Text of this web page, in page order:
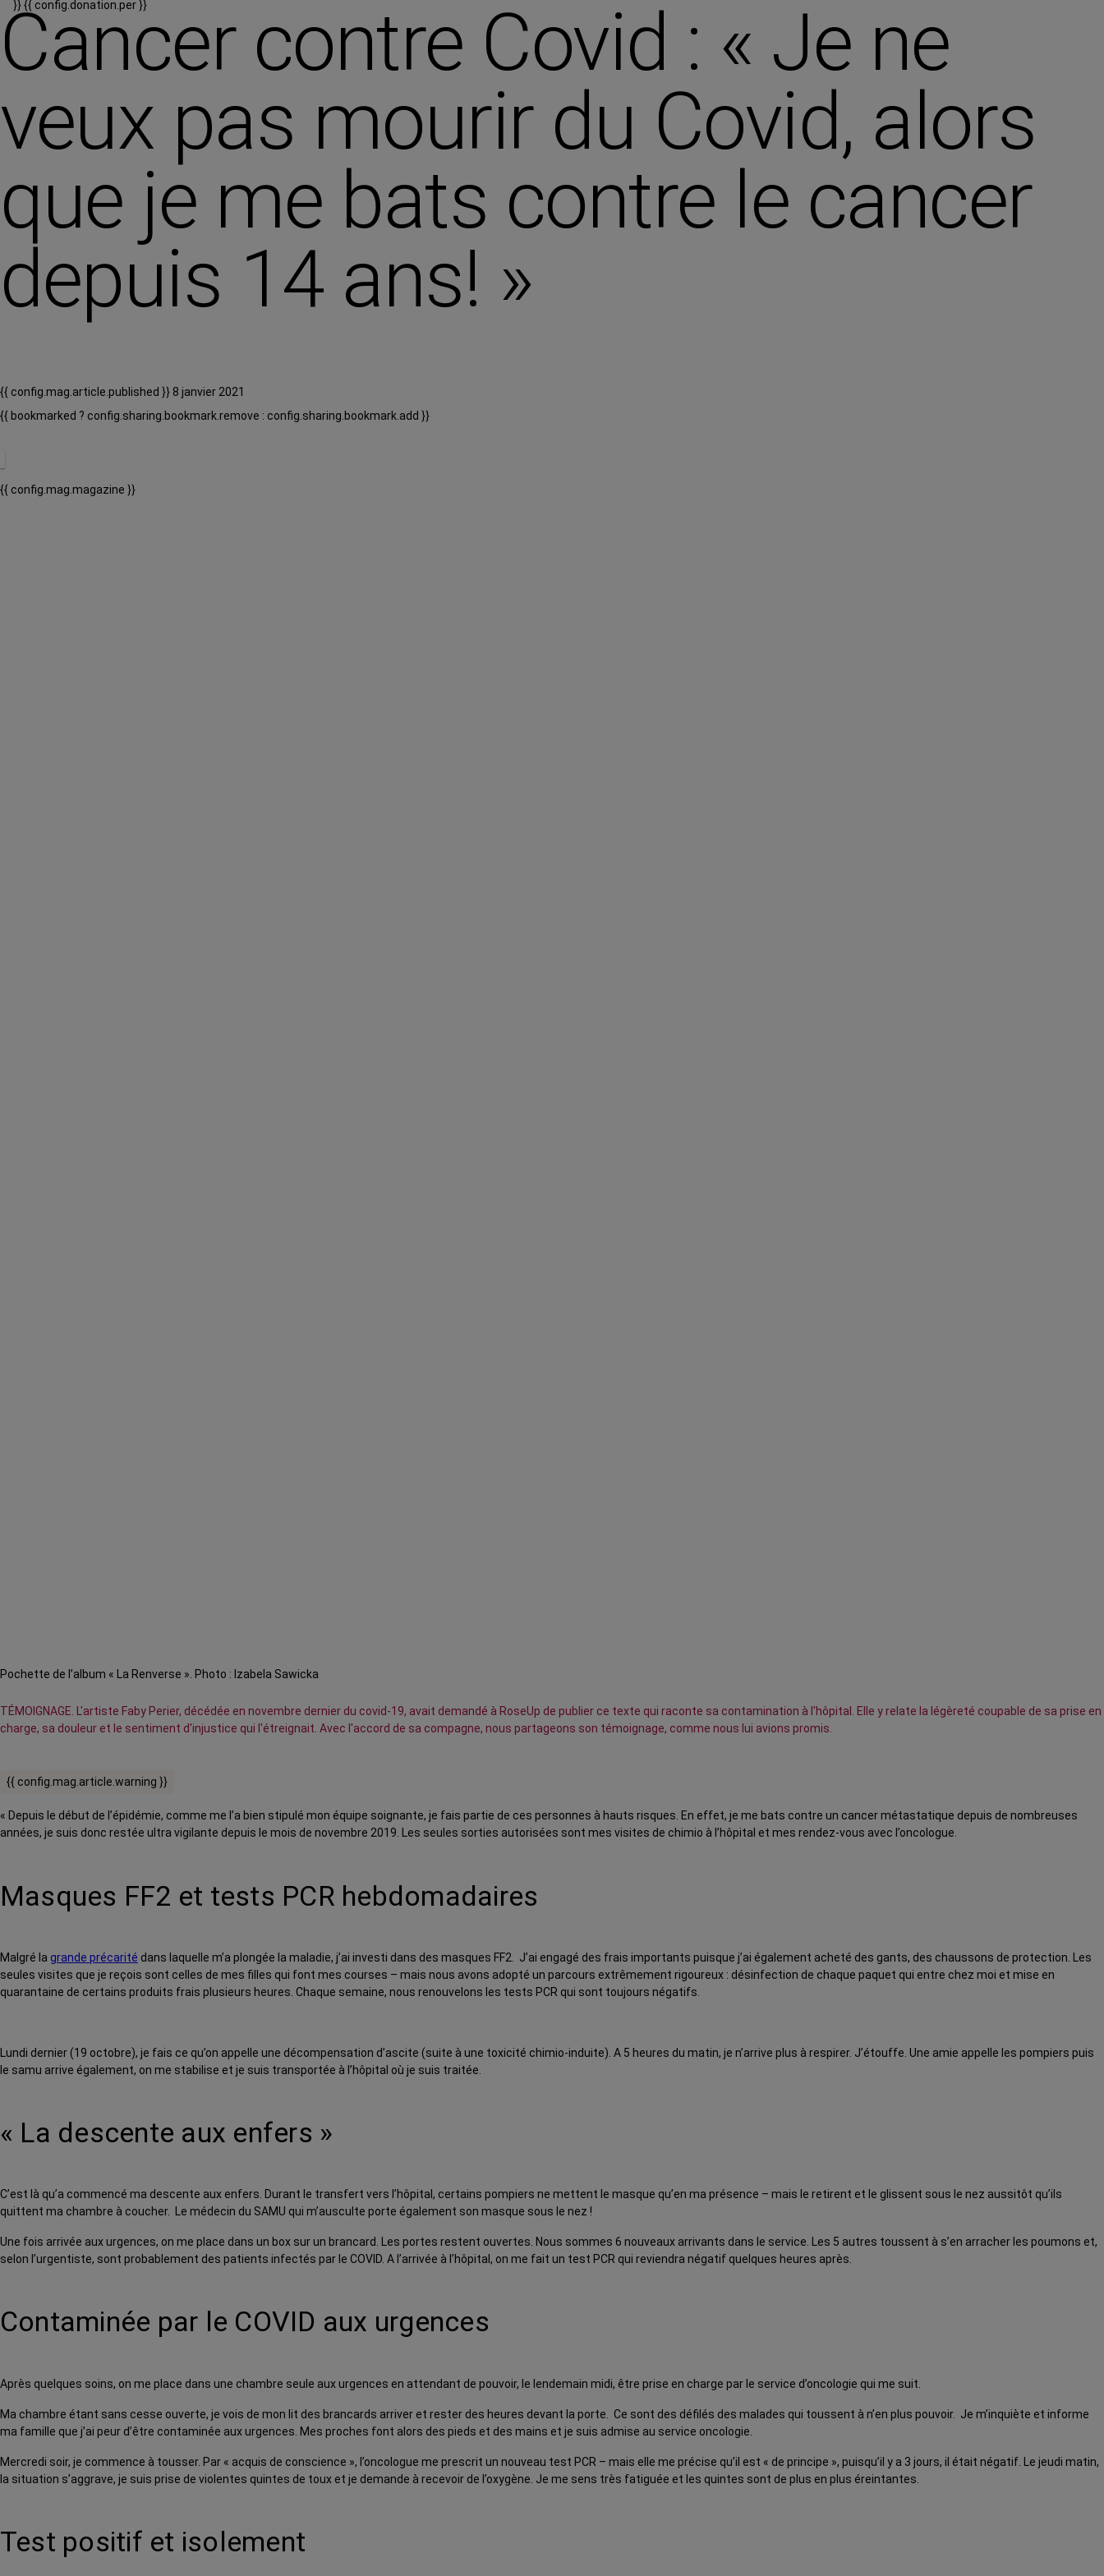
}}{{ config.donation.per }}
Cancer contre Covid : « Je ne
veux pas mourir du Covid, alors
que je me bats contre le cancer
depuis 14 ans! »
{{ config.mag.article.published }} 8 janvier 2021
{{ bookmarked ? config.sharing.bookmark.remove : config.sharing.bookmark.add }}
{{ config.mag.magazine }}
Pochette de l’album « La Renverse ». Photo : Izabela Sawicka
TÉMOIGNAGE. L'artiste Faby Perier, décédée en novembre dernier du covid-19, avait demandé à RoseUp de publier ce texte qui raconte sa contamination à l'hôpital. Elle y relate la légèreté coupable de sa prise en
charge, sa douleur et le sentiment d'injustice qui l'étreignait. Avec l'accord de sa compagne, nous partageons son témoignage, comme nous lui avions promis.
{{ config.mag.article.warning }}
« Depuis le début de l’épidémie, comme me l’a bien stipulé mon équipe soignante, je fais partie de ces personnes à hauts risques. En effet, je me bats contre un cancer métastatique depuis de nombreuses
années, je suis donc restée ultra vigilante depuis le mois de novembre 2019. Les seules sorties autorisées sont mes visites de chimio à l’hôpital et mes rendez-vous avec l’oncologue.
Masques FF2 et tests PCR hebdomadaires
Malgré la grande précarité dans laquelle m’a plongée la maladie, j’ai investi dans des masques FF2. J’ai engagé des frais importants puisque j’ai également acheté des gants, des chaussons de protection. Les
seules visites que je reçois sont celles de mes filles qui font mes courses – mais nous avons adopté un parcours extrêmement rigoureux : désinfection de chaque paquet qui entre chez moi et mise en
quarantaine de certains produits frais plusieurs heures. Chaque semaine, nous renouvelons les tests PCR qui sont toujours négatifs.
Lundi dernier (19 octobre), je fais ce qu’on appelle une décompensation d’ascite (suite à une toxicité chimio-induite). A 5 heures du matin, je n’arrive plus à respirer. J’étouffe. Une amie appelle les pompiers puis
le samu arrive également, on me stabilise et je suis transportée à l’hôpital où je suis traitée.
« La descente aux enfers »
C’est là qu’a commencé ma descente aux enfers. Durant le transfert vers l’hôpital, certains pompiers ne mettent le masque qu’en ma présence – mais le retirent et le glissent sous le nez aussitôt qu’ils
quittent ma chambre à coucher. Le médecin du SAMU qui m’ausculte porte également son masque sous le nez !
Une fois arrivée aux urgences, on me place dans un box sur un brancard. Les portes restent ouvertes. Nous sommes 6 nouveaux arrivants dans le service. Les 5 autres toussent à s’en arracher les poumons et,
selon l’urgentiste, sont probablement des patients infectés par le COVID. A l’arrivée à l’hôpital, on me fait un test PCR qui reviendra négatif quelques heures après.
Contaminée par le COVID aux urgences
Après quelques soins, on me place dans une chambre seule aux urgences en attendant de pouvoir, le lendemain midi, être prise en charge par le service d’oncologie qui me suit.
Ma chambre étant sans cesse ouverte, je vois de mon lit des brancards arriver et rester des heures devant la porte. Ce sont des défilés des malades qui toussent à n’en plus pouvoir. Je m’inquiète et informe
ma famille que j’ai peur d’être contaminée aux urgences. Mes proches font alors des pieds et des mains et je suis admise au service oncologie.
Mercredi soir, je commence à tousser. Par « acquis de conscience », l’oncologue me prescrit un nouveau test PCR – mais elle me précise qu’il est « de principe », puisqu’il y a 3 jours, il était négatif. Le jeudi matin,
la situation s’aggrave, je suis prise de violentes quintes de toux et je demande à recevoir de l’oxygène. Je me sens très fatiguée et les quintes sont de plus en plus éreintantes.
Test positif et isolement